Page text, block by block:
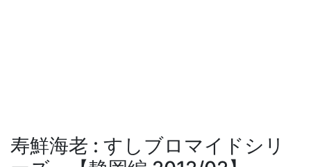
寿鮮海老 : すしブロマイドシリ